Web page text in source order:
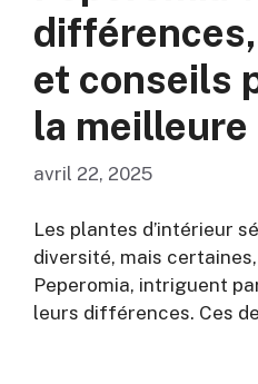
et conseils
la meilleure
avril 22, 2025
Les plantes d’intérieur
diversité, mais
Peperomia, intriguent
leurs différences. Ces